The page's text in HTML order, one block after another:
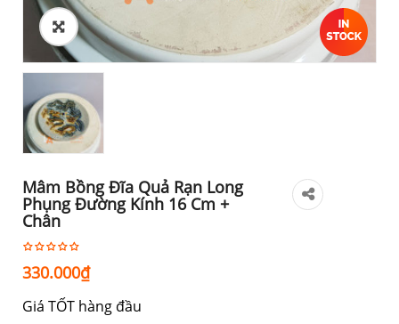
Mâm Bồng Đĩa Quả Rạn Long
Phụng Đường Kính 16 Cm +
Chân
330.000₫
Giá TỐT hàng đầu